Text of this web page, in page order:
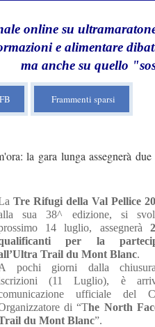
online su
e alimentare
ma anche su quello
Frammenti sparsi
la gara lunga assegnerà
Tre Rifugi della Val Pellice
sua 38^ edizione, si
14 luglio, assegnerà
per la
Trail du Mont Blanc.
pochi giorni dalla
(11 Luglio), è
ufficiale del
di “The North
du Mont Blanc”.